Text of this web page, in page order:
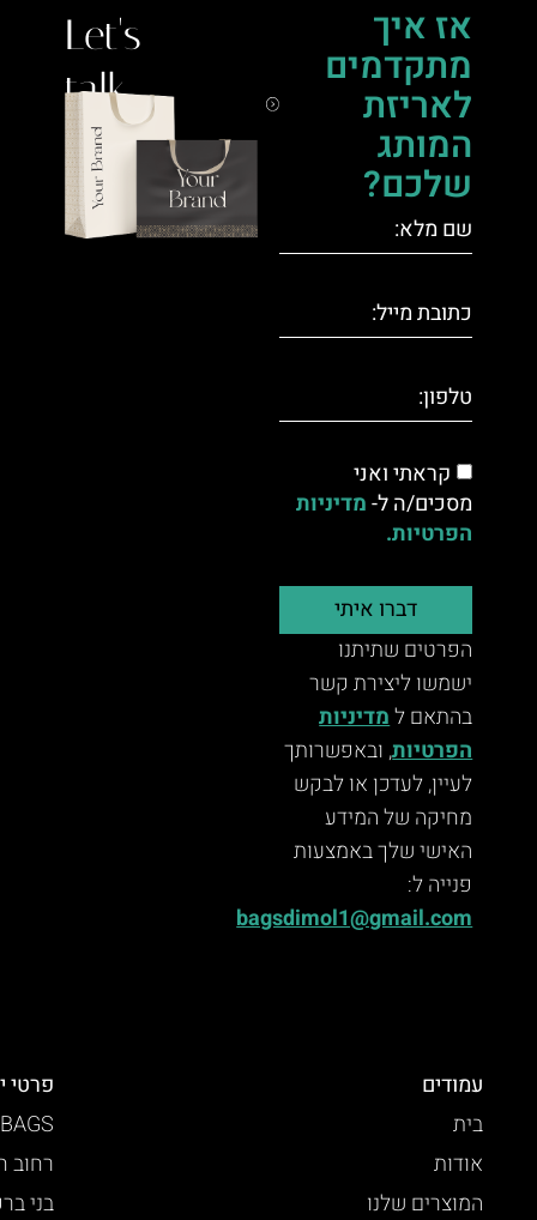
אז איך
מתקדמים
לאריזת
המותג
שלכם?
קראתי ואני
מסכים/ה ל-מדיניות
הפרטיות.
דברו איתי
הפרטים שתיתנו
ישמשו ליצירת קשר
בהתאם למדיניות
הפרטיות, ובאפשרותך
לעיין, לעדכן או לבקש
מחיקה של המידע
האישי שלך באמצעות
פנייה ל:
bagsdimol1@gmail.com
Let's
talk.
עמודים
בית
אודות
המוצרים שלנו
פרטי
רחוב
בני